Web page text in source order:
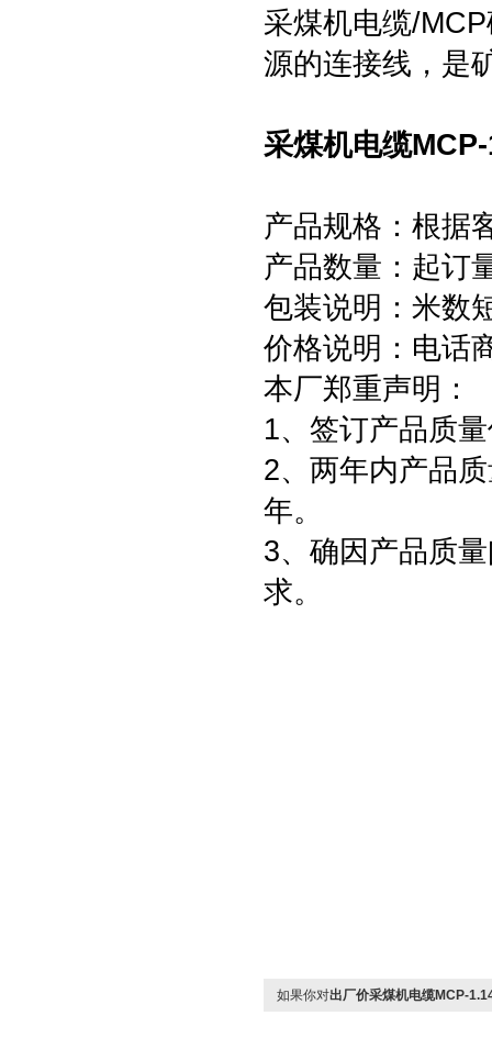
采煤机电缆/
源的连接线，是
采煤机电缆
产品规格：根据
产品数量：起订
包装说明：米数
价格说明：电话
本厂郑重声明：
1、签订产品质
2、两年内产品
年。
3、确因产品质
求。
如果你对出厂价采煤机电缆MCP-